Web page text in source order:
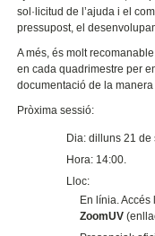
sol·licitud de l’ajuda i el
pressupost, el
A més, és molt
en cada quadrimestre per
documentació de la
Pròxima sessió:
Dia: dilluns 21 de
Hora: 14:00.
Lloc:
En línia.
ZoomUV